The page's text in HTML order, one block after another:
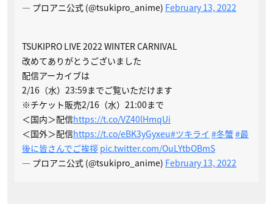
— プロアニ公式 (@tsukipro_anime) February 13, 2022
TSUKIPRO LIVE 2022 WINTER CARNIVAL
改めてありがとうございました
配信アーカイブは
2/16（水）23:59までご覧いただけます
※チケット販売2/16（水）21:00まで
＜国内＞配信https://t.co/VZ40lHmqUi
＜国外＞配信https://t.co/eBK3yGyxeu#ツキライ #冬蟹#最
後に皆さんでご挨拶 pic.twitter.com/OuLYtbOBmS
— プロアニ公式 (@tsukipro_anime) February 13, 2022